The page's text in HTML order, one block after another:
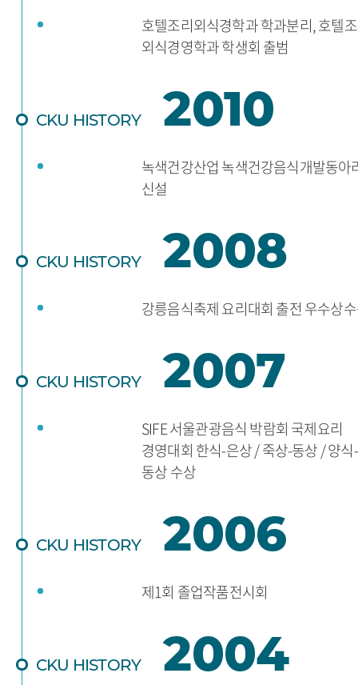
호텔조리외식경학과 학과분리, 호텔
외식경영학과 학생회 출범
CKU HISTORY 2010
녹색건강산업 녹색건강음식개발동아
신설
CKU HISTORY 2008
강릉음식축제 요리대회 출전 우수상
CKU HISTORY 2007
SIFE 서울관광음식 박람회 국제요리
경영대회 한식-은상 / 죽상-동상 / 양식-
동상 수상
CKU HISTORY 2006
제1회 졸업작품전시회
CKU HISTORY 2004